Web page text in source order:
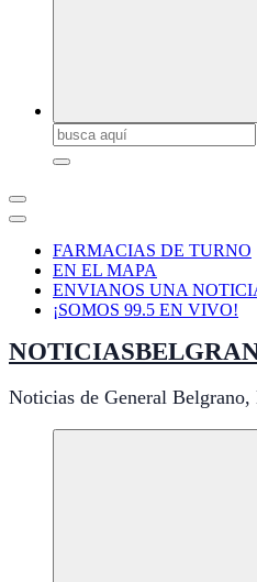
Buscar:
FARMACIAS DE TURNO
EN EL MAPA
ENVIANOS UNA
¡SOMOS 99.5 EN VIVO!
Noticias de General